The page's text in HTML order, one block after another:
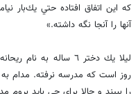
كه اين اتفاق افتاده حتي يك‌بار
آنها را آنجا نگه داشته.»
روز است كه مدرسه نرفته. مدام